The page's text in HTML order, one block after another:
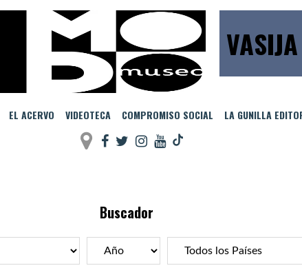
EL ACERVO VIDEOTECA COMPROMISO SOCIAL LA GUNILLA
Buscador